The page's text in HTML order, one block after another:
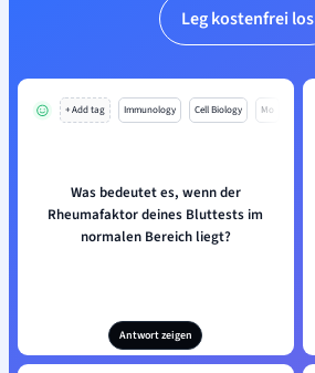
Leg kostenfrei los
+ Add tag Immunology Cell Biology Mo
Was bedeutet es, wenn der
Rheumafaktor deines Bluttests im
normalen Bereich liegt?
Antwort zeigen